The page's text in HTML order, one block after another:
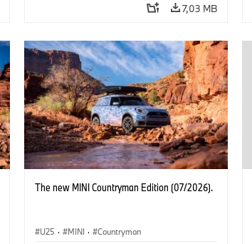
7,03 MB
The new MINI Countryman Edition (07/2026).
U25 · MINI · Countryman